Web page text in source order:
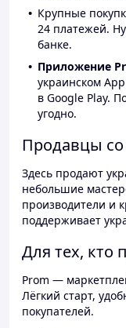
Крупные
24 платежей.
банке.
Приложение
украинском
в Google Play.
угодно.
Продавцы
Здесь продают
небольшие
производители и
поддерживает
Для тех, кто
Prom —
Лёгкий старт,
покупателей.